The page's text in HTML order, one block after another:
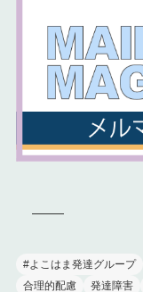
#よこはま発達グループ
合理的配慮
発達障害